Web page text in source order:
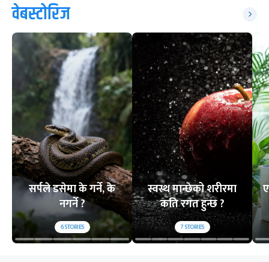
वेबस्टोरिज
सर्पले डसेमा के गर्ने, के
नगर्ने ?
6STORIES
स्वस्थ मान्छेको शरीरमा
कति रगत हुन्छ ?
7STORIES